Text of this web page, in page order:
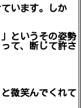
います。しか
というその姿勢
て、断じて許さ
微笑んでくれて